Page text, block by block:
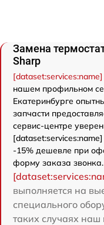
Замена
Sharp
нашем профильном
Екатеринбурге
запчасти
сервис-центре
-15% дешевле при
форму заказа звонка.
выполняется на
специального
таких случаях наш